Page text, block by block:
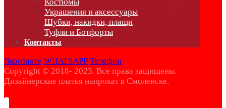
Украшения и аксессуары
Шубки, накидки, плащи
Туфли и Ботфорты
Контакты
Вконтакте WHATSAPP Телефон
Copyright © 2018- 2023. Все права защищены.
Дизайнерские платья напрокат в Смоленске.